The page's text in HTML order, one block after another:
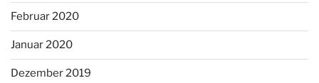
Februar 2020
Januar 2020
Dezember 2019